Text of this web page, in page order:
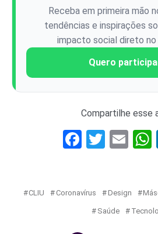
Receba em primeira mão
tendências e inspirações
impacto social direto no
Quero
Compartilhe esse
Facebook
CLIU Coronavírus Design
Saúde